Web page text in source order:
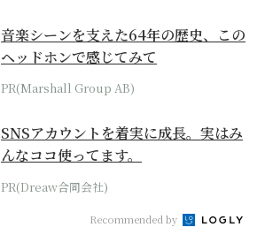
音楽シーンを支えた64年の歴史、この
ヘッドホンで感じてみて
PR(Marshall Group AB)
SNSアカウントを着実に成長。実はみ
んなココ使ってます。
PR(Dreaw合同会社)
Recommended by